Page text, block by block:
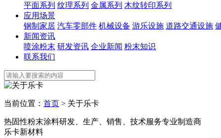
平面系列 纹理系列 金属系列 木纹转印系列
应用场景
钢制家居 汽车零部件 机械设备 游乐设施 道路交通设施
新闻资讯
喷涂粉末 研发资讯 企业新闻 粉末知识
联系我们
当前位置： 首页 > 关于乐卡
热固性粉末涂料研发、生产、销售、技术服务专业制造商
乐卡新材料